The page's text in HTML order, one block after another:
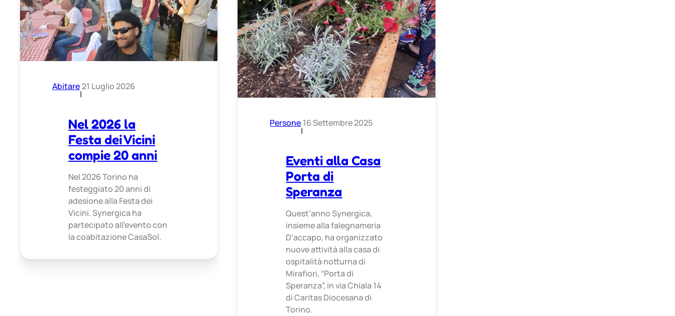
Abitare
|
21 Luglio 2026
Nel 2026 la
Festa dei Vicini
compie 20 anni
Nel 2026 Torino ha
festeggiato 20 anni di
adesione alla Festa dei
Vicini. Synergica ha
partecipato all’evento con
la coabitazione CasaSol.
Persone
|
16 Settembre 2025
Eventi alla Casa
Porta di
Speranza
Quest’anno Synergica,
insieme alla falegnameria
D’accapo, ha organizzato
nuove attività alla casa di
ospitalità notturna di
Mirafiori, “Porta di
Speranza”, in via Chiala 14
di Caritas Diocesana di
Torino.